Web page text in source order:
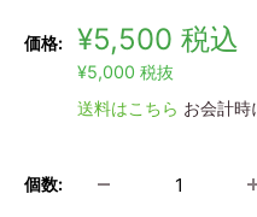
価格:
販
売
価
格
¥5,500 税込
¥5,000 税抜
送料はこちら お会計時
個数: